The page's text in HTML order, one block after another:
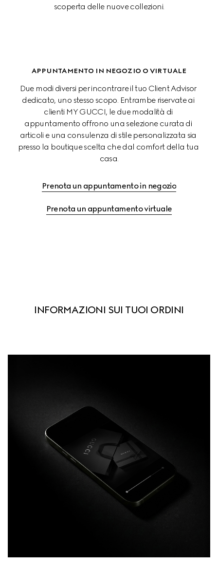
scoperta delle nuove collezioni.
APPUNTAMENTO IN NEGOZIO O VIRTUALE
Due modi diversi per incontrare il tuo Client Advisor
dedicato, uno stesso scopo. Entrambe riservate ai
clienti MY GUCCI, le due modalità di
appuntamento offrono una selezione curata di
articoli e una consulenza di stile personalizzata sia
presso la boutique scelta che dal comfort della tua
casa.
Prenota un appuntamento in negozio
Prenota un appuntamento virtuale
INFORMAZIONI SUI TUOI ORDINI